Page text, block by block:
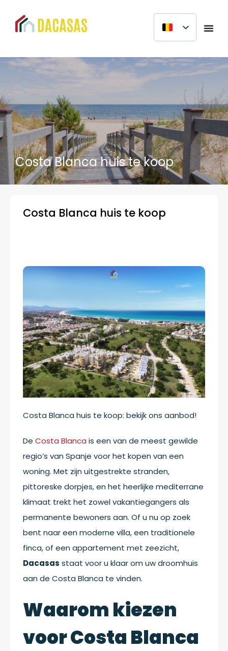
Costa Blanca huis te koop
Costa Blanca huis te koop
Costa Blanca huis te koop: bekijk ons aanbod!
De Costa Blanca is een van de meest gewilde
regio’s van Spanje voor het kopen van een
woning. Met zijn uitgestrekte stranden,
pittoreske dorpjes, en het heerlijke mediterrane
klimaat trekt het zowel vakantiegangers als
permanente bewoners aan. Of u nu op zoek
bent naar een moderne villa, een traditionele
finca, of een appartement met zeezicht,
Dacasas staat voor u klaar om uw droomhuis
aan de Costa Blanca te vinden.
Waarom kiezen
voor Costa Blanca